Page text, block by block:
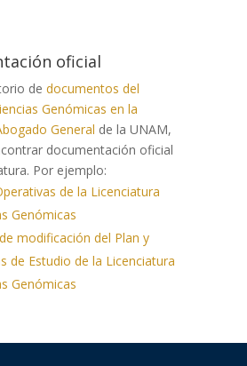
oficial
dedocumentos del
Genómicas en la
General de la UNAM,
documentación oficial
Por ejemplo:
de la Licenciatura
Genómicas
modificación del Plan y
de Estudio de la Licenciatura
Genómicas